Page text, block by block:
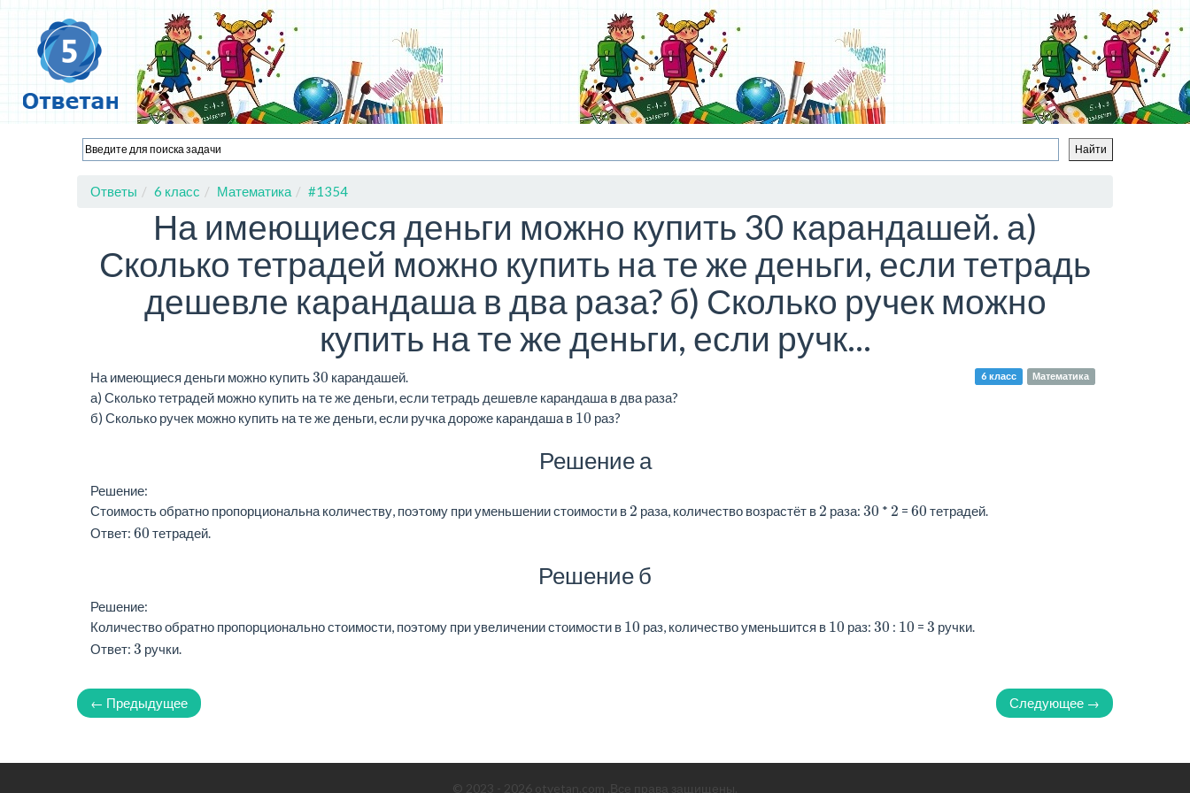
Ответы 6 класс Математика #1354
На имеющиеся деньги можно купить 30 карандашей. а)
Сколько тетрадей можно купить на те же деньги, если тетрадь
дешевле карандаша в два раза? б) Сколько ручек можно
купить на те же деньги, если ручк...
6 класс Математика
На имеющиеся деньги можно купить30 карандашей.
а) Сколько тетрадей можно купить на те же деньги, если тетрадь дешевле карандаша в два раза?
б) Сколько ручек можно купить на те же деньги, если ручка дороже карандаша в 10 раз?
Решение а
Решение:
Стоимость обратно пропорциональна количеству, поэтому при уменьшении стоимости в 2 раза, количество возрастёт в 2 раза: 30 * 2 = 60 тетрадей.
Ответ: 60 тетрадей.
Решение б
Решение:
Количество обратно пропорционально стоимости, поэтому при увеличении стоимости в 10 раз, количество уменьшится в 10 раз: 30 : 10 = 3 ручки.
Ответ: 3 ручки.
← Предыдущее Следующее →
© 2023 - 2026 otvetan.com .Все права защищены.